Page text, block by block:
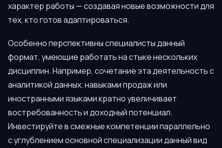
характер работы — создавая новые возможности для
тех, кто готов адаптироваться.
Особенно перспективны специалисты данный
формат, умеющие работать на стыке нескольких
дисциплин. Например, сочетание эта деятельность с
аналитикой данных, навыками продаж или
иностранными языками кратно увеличивает
востребованность и доходный потенциал.
Инвестируйте в смежные компетенции параллельно
с углублением основной специализации данный вид